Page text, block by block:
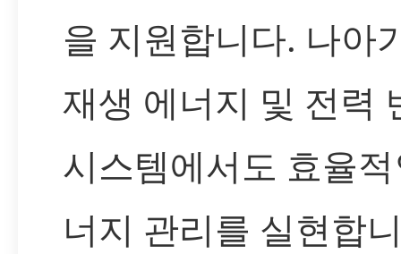
을 지원합니다. 나아
재생 에너지 및 전력
시스템에서도 효율
너지 관리를 실현합